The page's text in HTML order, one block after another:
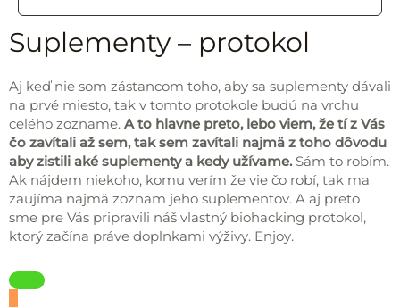
Suplementy – protokol
Aj keď nie som zástancom toho, aby sa suplementy dávali
na prvé miesto, tak v tomto protokole budú na vrchu
celého zozname. A to hlavne preto, lebo viem, že tí z Vás
čo zavítali až sem, tak sem zavítali najmä z toho dôvodu
aby zistili aké suplementy a kedy užívame.Sám to robím.
Ak nájdem niekoho, komu verím že vie čo robí, tak ma
zaujíma najmä zoznam jeho suplementov. A aj preto
sme pre Vás pripravili náš vlastný biohacking protokol,
ktorý začína práve doplnkami výživy. Enjoy.